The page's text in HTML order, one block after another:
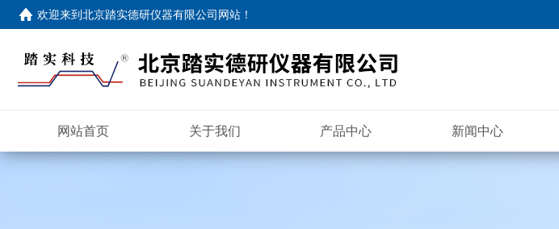
欢迎来到北京踏实德研仪器有限公司网站 ！
网站首页 关于我们 产品中心 新闻中心